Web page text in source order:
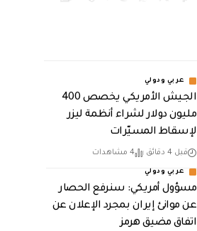
عربي ودولي
الجيش الأمريكي يخصص 400
مليون دولار لشراء أنظمة ليزر
لإسقاط المسيّرات
قبل 4 دقائق 4 مشاهدات
عربي ودولي
مسؤول أمريكي: سنرفع الحصار
عن موانئ إيران بمجرد الإعلان عن
اتفاق مضيق هرمز